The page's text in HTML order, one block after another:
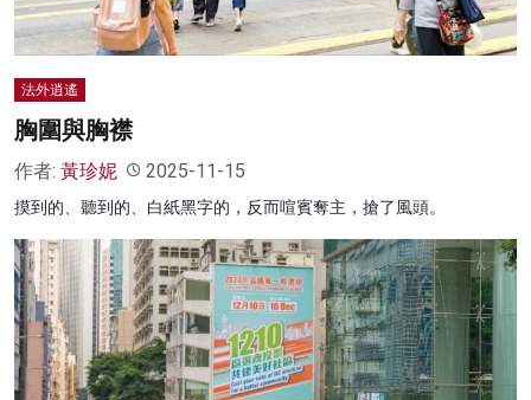
法外逍遙
胸圍與胸襟
作者: 黃珍妮 2025-11-15
摸到的、聽到的、白紙黑字的，反而喧賓奪主，搶了風頭。